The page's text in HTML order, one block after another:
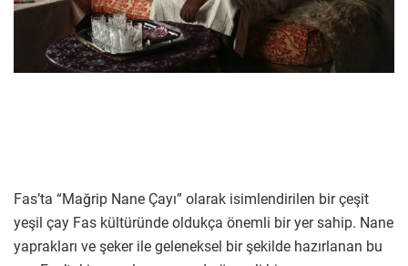
Fas’ta “Mağrip Nane Çayı” olarak isimlendirilen bir çeşit
yeşil çay Fas kültüründe oldukça önemli bir yer sahip. Nane
yaprakları ve şeker ile geleneksel bir şekilde hazırlanan bu